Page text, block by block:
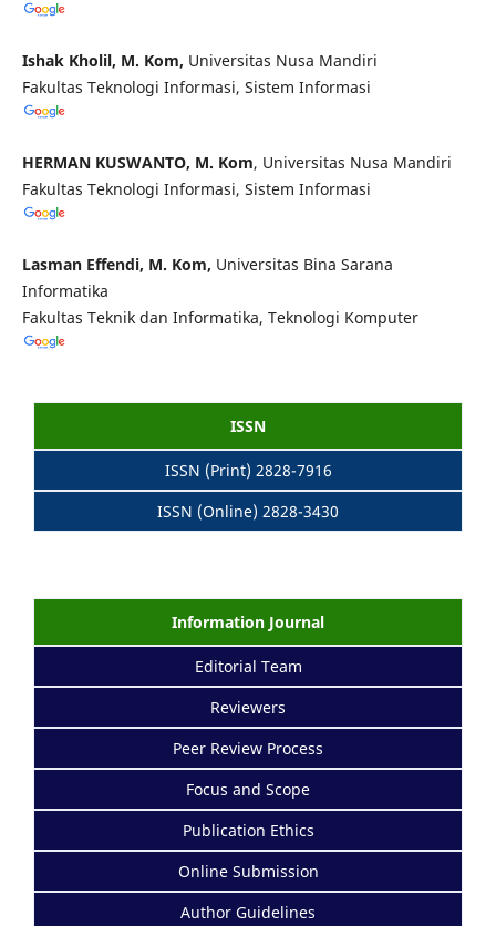
Ishak Kholil, M. Kom, Universitas Nusa Mandiri
Fakultas Teknologi Informasi, Sistem Informasi
HERMAN KUSWANTO, M. Kom, Universitas Nusa Mandiri
Fakultas Teknologi Informasi, Sistem Informasi
Lasman Effendi, M. Kom, Universitas Bina Sarana
Informatika
Fakultas Teknik dan Informatika, Teknologi Komputer
ISSN
ISSN (Print) 2828-7916
ISSN (Online) 2828-3430
Information Journal
Editorial Team
Reviewers
Peer Review Process
Focus and Scope
Publication Ethics
Online Submission
Author Guidelines